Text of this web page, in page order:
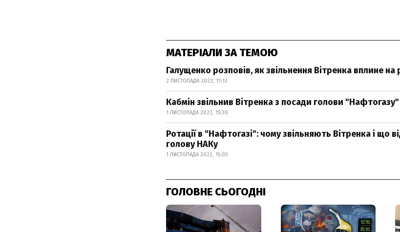
МАТЕРІАЛИ ЗА ТЕМОЮ
Галущенко розповів, як звільнення Вітренка вплине
2 ЛИСТОПАДА 2022, 11:13
Кабмін звільнив Вітренка з посади голови "Нафтогазу"
1 ЛИСТОПАДА 2022, 15:30
Ротації в "Нафтогазі": чому звільняють Вітренка і що
голову НАКу
1 ЛИСТОПАДА 2022, 15:05
ГОЛОВНЕ СЬОГОДНІ